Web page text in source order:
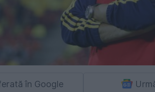
în Google